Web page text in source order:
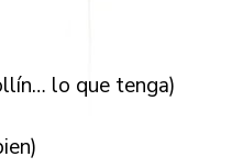
lo que tenga)